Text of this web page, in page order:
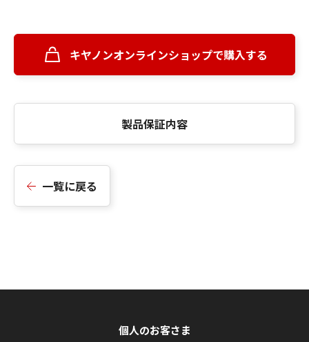
キヤノンオンラインショップで購入する
製品保証内容
一覧に戻る
個人のお客さま